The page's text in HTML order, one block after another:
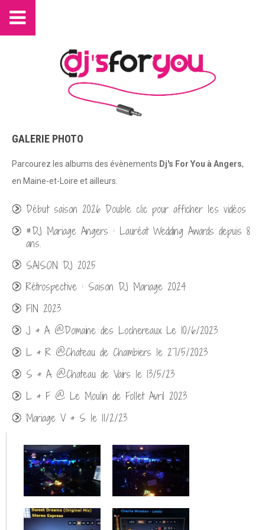
GALERIE PHOTO
Parcourez les albums des évènements Dj's For You à Angers,
en Maine-et-Loire et ailleurs.
Début saison 2026 Double clic pour afficher les vidéos
#DJ Mariage Angers : Lauréat Wedding Awards depuis 8
ans.
SAISON DJ 2025
Rétrospective : Saison DJ Mariage 2024
FIN 2023
J & A @Domaine des Lochereaux Le 10/6/2023
L & R @Chateau de Chambiers le 27/5/2023
S & A @Chateau de Vairs le 13/5/23
L & F @ Le Moulin de Follet Avril 2023
Mariage V & S le 11/2/23
Mariage @Domaine du Bois d'Andigné 09/2022
Mariage @Les Logis de Beaulieu 09/2022
Mariage @Domaine des Melletières 09/2022
Mariage @Chateau de Deffay 08/2022